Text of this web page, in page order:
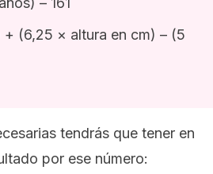
(6,25 × altura en cm) – (5
tendrás que tener en
por ese número: